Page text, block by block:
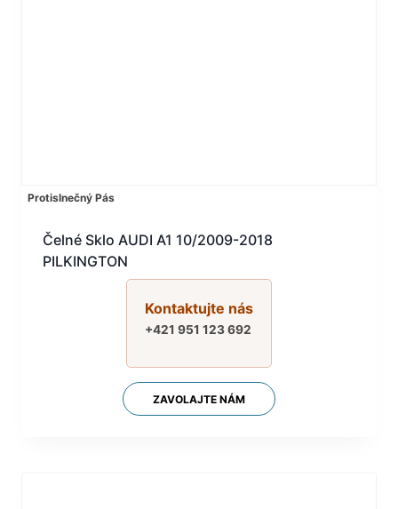
Protislnečný Pás
Čelné Sklo AUDI A1 10/2009-2018
PILKINGTON
Kontaktujte nás
+421 951 123 692
ZAVOLAJTE NÁM